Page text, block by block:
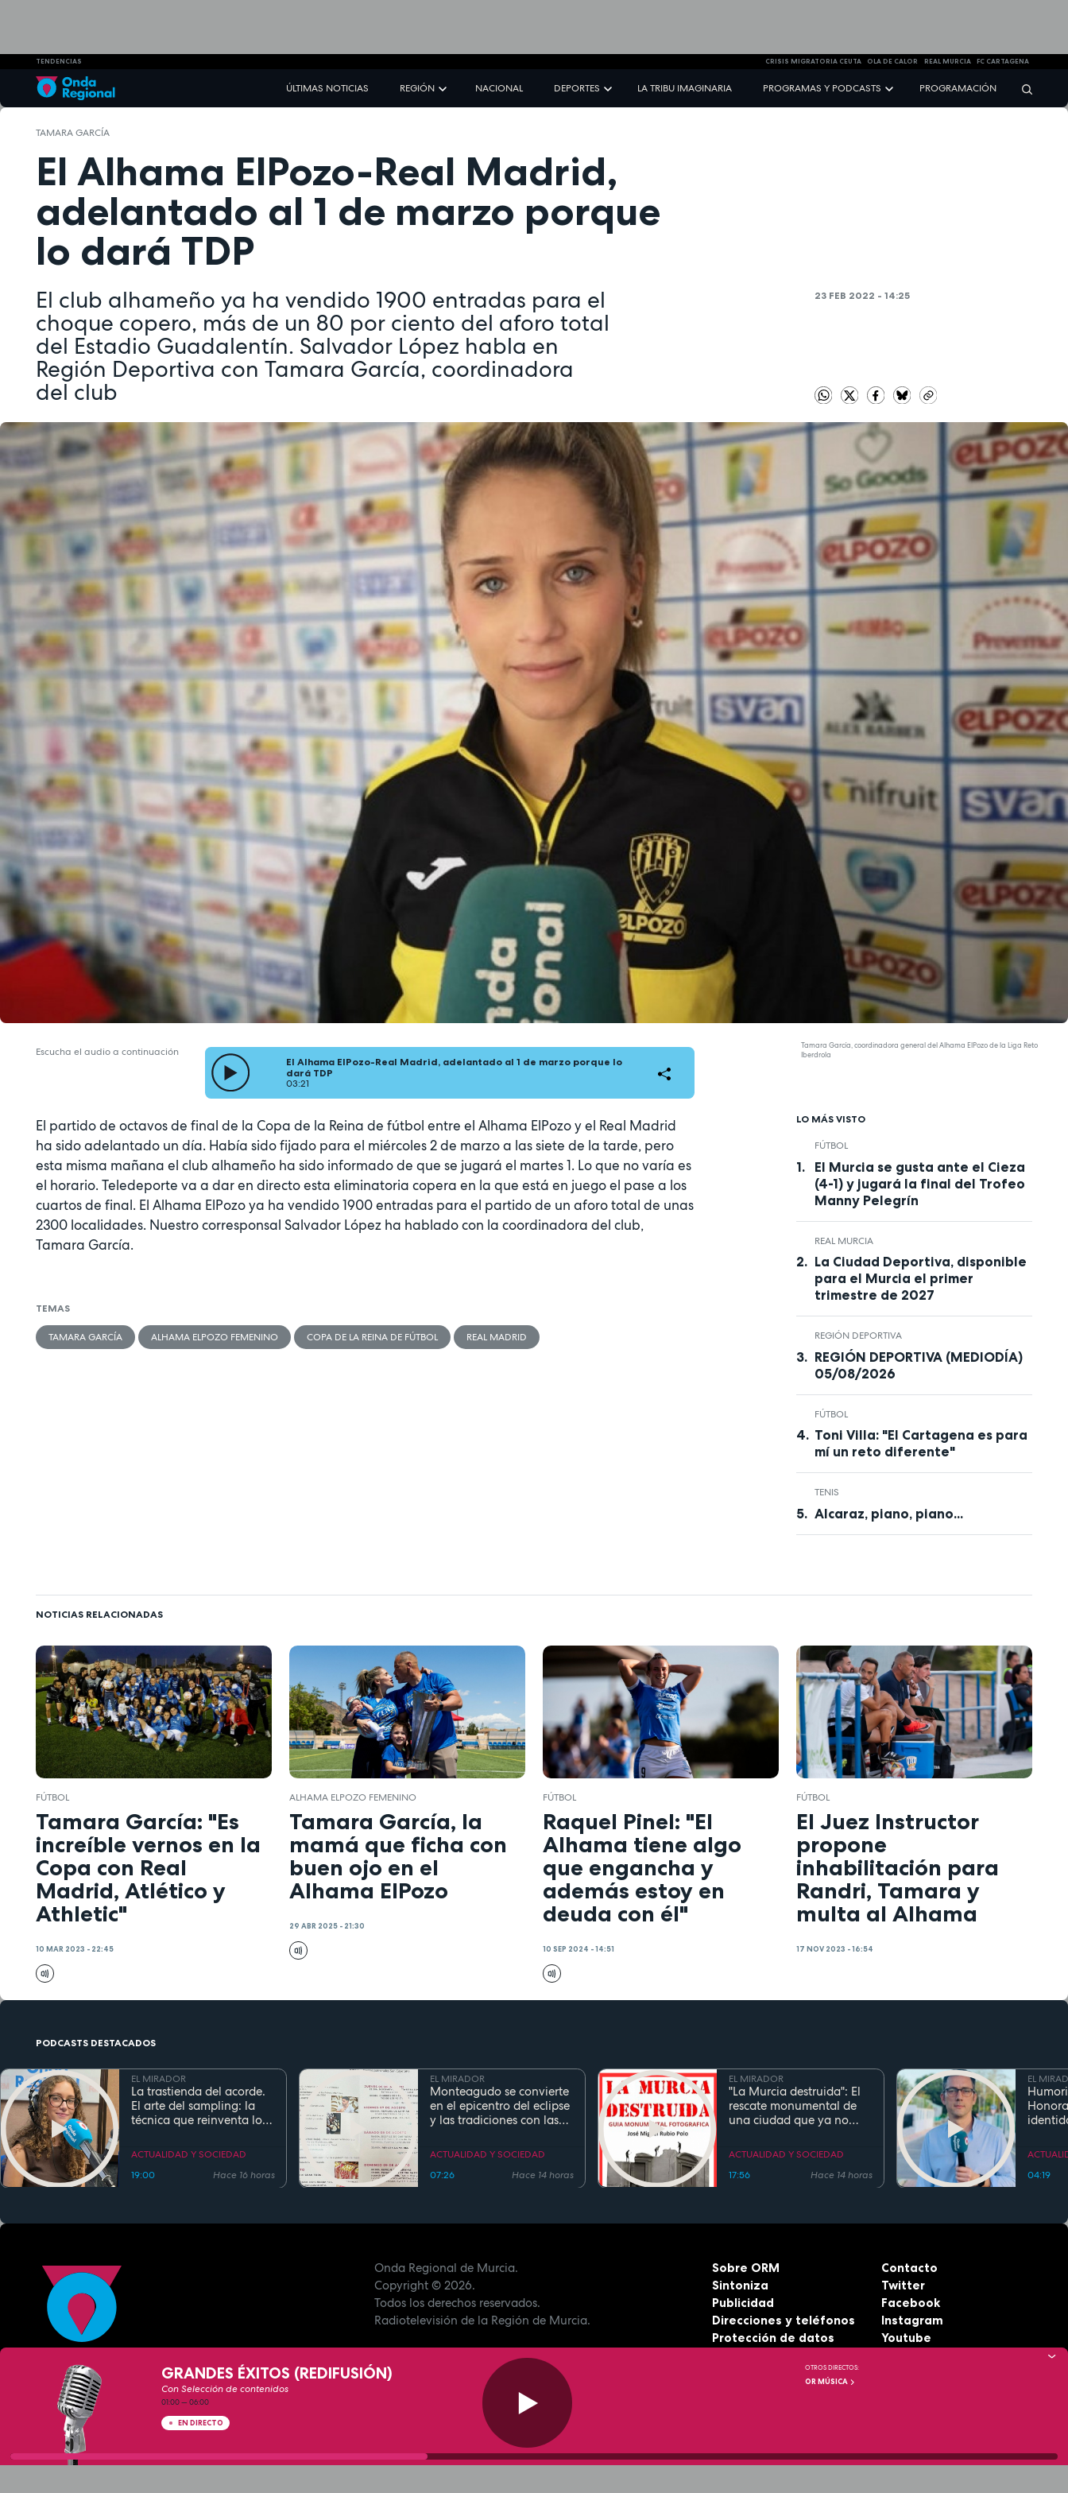
TENDENCIAS CRISIS MIGRATORIA CEUTA OLA DE CALOR REAL MURCIA FC CARTAGENA
ÚLTIMAS NOTICIAS REGIÓN NACIONAL DEPORTES LA TRIBU IMAGINARIA PROGRAMAS Y PODCASTS PROGRAMACIÓN
TAMARA GARCÍA
El Alhama ElPozo-Real Madrid,
adelantado al 1 de marzo porque
lo dará TDP
El club alhameño ya ha vendido 1900 entradas para el
choque copero, más de un 80 por ciento del aforo total
del Estadio Guadalentín. Salvador López habla en
Región Deportiva con Tamara García, coordinadora
del club
23 FEB 2022 - 14:25
Tamara García, coordinadora general del Alhama ElPozo de la Liga Reto
Iberdrola
Escucha el audio a continuación
El Alhama ElPozo-Real Madrid, adelantado al 1 de marzo porque lo
dará TDP
03:21
El partido de octavos de final de la Copa de la Reina de fútbol entre el Alhama ElPozo y el Real Madrid
ha sido adelantado un día. Había sido fijado para el miércoles 2 de marzo a las siete de la tarde, pero
esta misma mañana el club alhameño ha sido informado de que se jugará el martes 1. Lo que no varía es
el horario. Teledeporte va a dar en directo esta eliminatoria copera en la que está en juego el pase a los
cuartos de final. El Alhama ElPozo ya ha vendido 1900 entradas para el partido de un aforo total de unas
2300 localidades. Nuestro corresponsal Salvador López ha hablado con la coordinadora del club,
Tamara García.
TEMAS
TAMARA GARCÍA ALHAMA ELPOZO FEMENINO COPA DE LA REINA DE FÚTBOL REAL MADRID
LO MÁS VISTO
FÚTBOL
El Murcia se gusta ante el Cieza
(4-1) y jugará la final del Trofeo
Manny Pelegrín
REAL MURCIA
La Ciudad Deportiva, disponible
para el Murcia el primer
trimestre de 2027
REGIÓN DEPORTIVA
REGIÓN DEPORTIVA (MEDIODÍA)
05/08/2026
FÚTBOL
Toni Villa: "El Cartagena es para
mí un reto diferente"
TENIS
Alcaraz, piano, piano...
NOTICIAS RELACIONADAS
FÚTBOL
Tamara García: "Es
increíble vernos en la
Copa con Real
Madrid, Atlético y
Athletic"
10 MAR 2023 - 22:45
ALHAMA ELPOZO FEMENINO
Tamara García, la
mamá que ficha con
buen ojo en el
Alhama ElPozo
29 ABR 2025 - 21:30
FÚTBOL
Raquel Pinel: "El
Alhama tiene algo
que engancha y
además estoy en
deuda con él"
10 SEP 2024 - 14:51
FÚTBOL
El Juez Instructor
propone
inhabilitación para
Randri, Tamara y
multa al Alhama
17 NOV 2023 - 16:54
PODCASTS DESTACADOS
EL MIRADOR
La trastienda del acorde.
El arte del sampling: la
técnica que reinventa los
actual
ACTUALIDAD Y SOCIEDAD
19:00
Hace 16 horas
EL MIRADOR
Monteagudo se convierte
en el epicentro del eclipse
y las tradiciones con las
ACTUALIDAD Y SOCIEDAD
07:26
Hace 14 horas
EL MIRADOR
"La Murcia destruida": El
rescate monumental de
una ciudad que ya no
ACTUALIDAD Y SOCIEDAD
17:56
Hace 14 horas
EL
Cierva
04:19
Onda Regional de Murcia.
Copyright© 2026.
Todos los derechos reservados.
Radiotelevisión de la Región de Murcia.
Sobre ORM
Sintoniza
Publicidad
Direcciones y teléfonos
Protección de datos
Contacto
Twitter
Facebook
Instagram
Youtube
GRANDES ÉXITOS (REDIFUSIÓN)
Con Selección de contenidos
01:00—06:00
EN DIRECTO
OTROS DIRECTOS:
OR MÚSICA